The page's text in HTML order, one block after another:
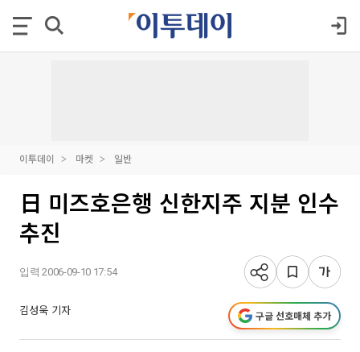
이투데이 마켓 일반
日 미즈호은행 신한지주 지분 인수
추진
입력 2006-09-10 17:54
김성욱 기자 구글 선호매체 추가